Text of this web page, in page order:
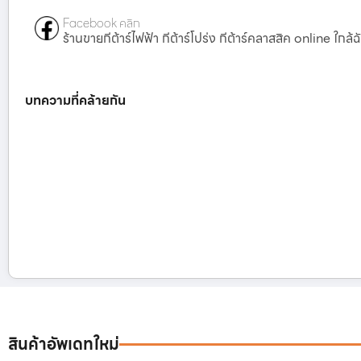
Facebook คลิก
ร้านขายกีต้าร์ไฟฟ้า กีต้าร์โปร่ง กีต้าร์คลาสสิค online ใกล้
บทความที่คล้ายกัน
สินค้าอัพเดทใหม่